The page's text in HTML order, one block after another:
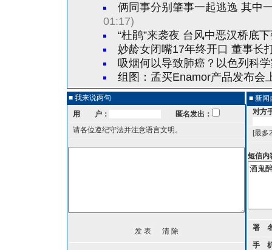
俩同事分别肇事一起逃逸 其中
01:17)
“杜鹃”来袭夜 台风中恶汉桥底
妙龄女闭嘴17年终开口 董事长
吸烟何以导致肺癌？以色列科
组图：孟买Enamor产品发布会
■ 我来说两句
用 户：
匿名发出：
请各位遵纪守法并注意语言文明。
■ 新闻
对方
[最多
短信内
署
手